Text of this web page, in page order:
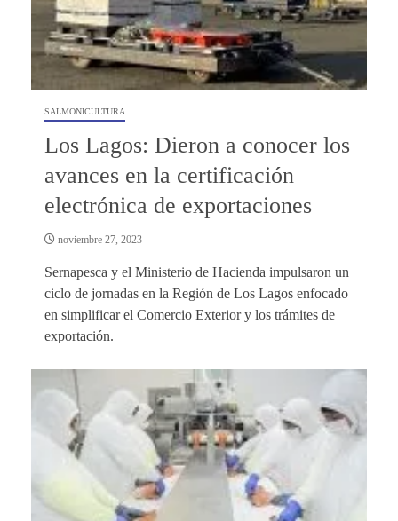
SALMONICULTURA
Los Lagos: Dieron a conocer los
avances en la certificación
electrónica de exportaciones
noviembre 27, 2023
Sernapesca y el Ministerio de Hacienda impulsaron un
ciclo de jornadas en la Región de Los Lagos enfocado
en simplificar el Comercio Exterior y los trámites de
exportación.